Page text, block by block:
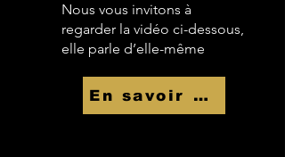
Nous vous invitons à
regarder la vidéo ci-dessous,
elle parle d’elle-même
En savoir Plus